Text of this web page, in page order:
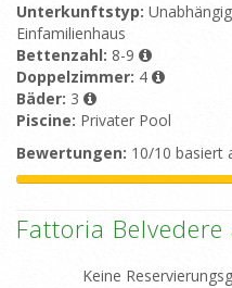
Unterkunftstyp:
Einfamilienhaus
Bettenzahl: 8-9
Doppelzimmer: 4
Bäder: 3
Piscine: Privater Pool
Bewertungen: 10/10 basiert
Fattoria Belvedere
Keine